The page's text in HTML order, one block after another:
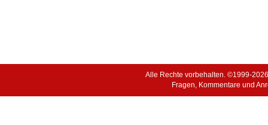
Alle Rechte vorbehalten. ©1999-
Fragen, Kommentare und